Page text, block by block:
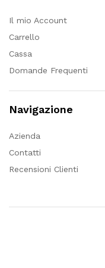
Il mio Account
Carrello
Cassa
Domande Frequenti
Navigazione
Azienda
Contatti
Recensioni Clienti